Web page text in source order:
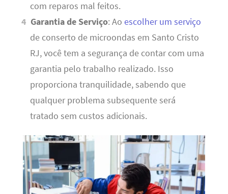
com reparos mal feitos.
Garantia de Serviço: Aoescolher um serviço
de conserto de microondas em Santo Cristo
RJ, você tem a segurança de contar com uma
garantia pelo trabalho realizado. Isso
proporciona tranquilidade, sabendo que
qualquer problema subsequente será
tratado sem custos adicionais.